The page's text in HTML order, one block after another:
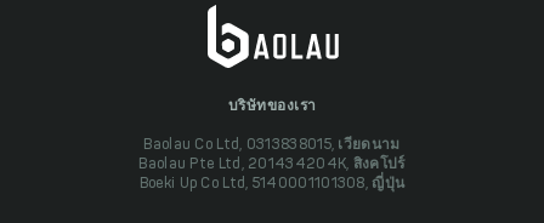
บริษัทของเรา
Baolau Co Ltd, 0313838015, เวียดนาม
Baolau Pte Ltd, 201434204K, สิงคโปร์
Boeki Up Co Ltd, 5140001101308, ญี่ปุ่น